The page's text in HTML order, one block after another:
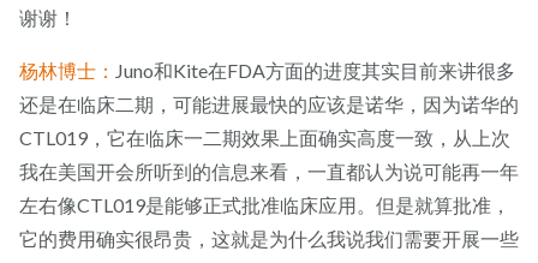
谢谢！
杨林博士： Juno和Kite在FDA方面的进度其实目前来讲很多
还是在临床二期，可能进展最快的应该是诺华，因为诺华的
CTL019，它在临床一二期效果上面确实高度一致，从上次
我在美国开会所听到的信息来看，一直都认为说可能再一年
左右像CTL019是能够正式批准临床应用。但是就算批准，
它的费用确实很昂贵，这就是为什么我说我们需要开展一些